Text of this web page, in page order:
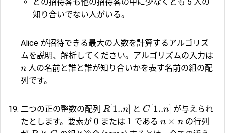
知り合いでない人がいる。
Alice が招待できる最大の人数を計算するアルゴリズ
ムを説明、解析してください。アルゴリズムの入力は
n 人の名前と誰と誰が知り合いかを表す名前の組の配
列です。
二つの正の整数の配列 R[1..n] と C [1..n] が与えられ
たとします。要素が 0 または 1 である n × nの行列